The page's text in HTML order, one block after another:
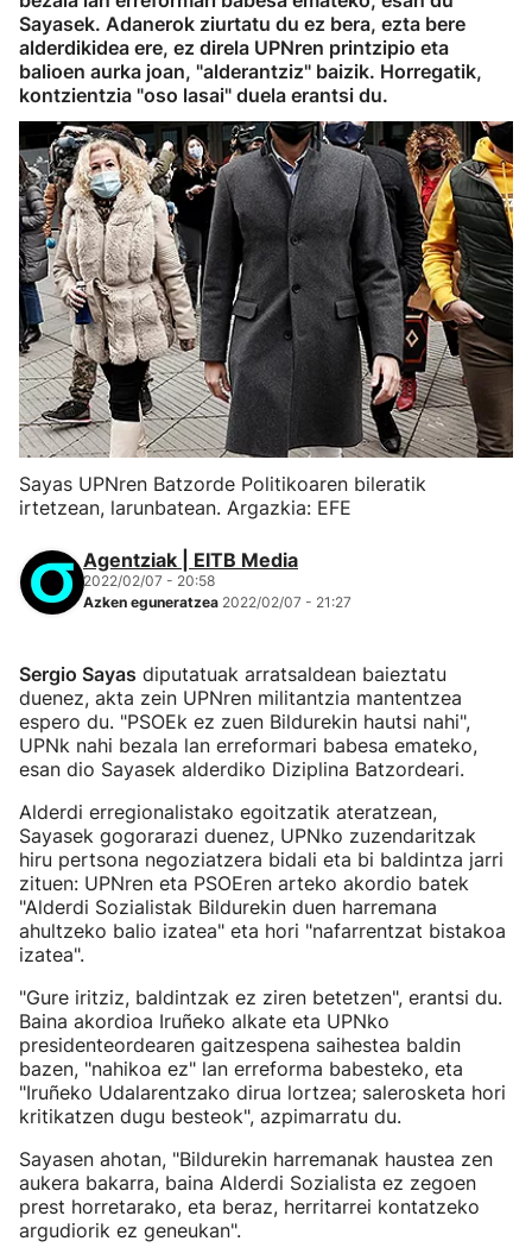
Sayasek. Adanerok ziurtatu du ez bera, ezta bere
alderdikidea ere, ez direla UPNren printzipio eta
balioen aurka joan, "alderantziz" baizik. Horregatik,
kontzientzia "oso lasai" duela erantsi du.
Sayas UPNren Batzorde Politikoaren bileratik
irtetzean, larunbatean. Argazkia: EFE
Agentziak | EITB Media
2022/02/07 - 20:58
Azken eguneratzea 2022/02/07 - 21:27
Sergio Sayas diputatuak arratsaldean baieztatu
duenez, akta zein UPNren militantzia mantentzea
espero du. "PSOEk ez zuen Bildurekin hautsi nahi",
UPNk nahi bezala lan erreformari babesa emateko,
esan dio Sayasek alderdiko Diziplina Batzordeari.
Alderdi erregionalistako egoitzatik ateratzean,
Sayasek gogorarazi duenez, UPNko zuzendaritzak
hiru pertsona negoziatzera bidali eta bi baldintza jarri
zituen: UPNren eta PSOEren arteko akordio batek
"Alderdi Sozialistak Bildurekin duen harremana
ahultzeko balio izatea" eta hori "nafarrentzat bistakoa
izatea".
"Gure iritziz, baldintzak ez ziren betetzen", erantsi du.
Baina akordioa Iruñeko alkate eta UPNko
presidenteordearen gaitzespena saihestea baldin
bazen, "nahikoa ez" lan erreforma babesteko, eta
"Iruñeko Udalarentzako dirua lortzea; salerosketa hori
kritikatzen dugu besteok", azpimarratu du.
Sayasen ahotan, "Bildurekin harremanak haustea zen
aukera bakarra, baina Alderdi Sozialista ez zegoen
prest horretarako, eta beraz, herritarrei kontatzeko
argudiorik ez geneukan".